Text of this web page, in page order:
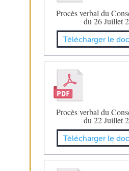
Procès verbal du
du 26 Juillet
Télécharger le
Procès verbal du
du 22 Juillet
Télécharger le